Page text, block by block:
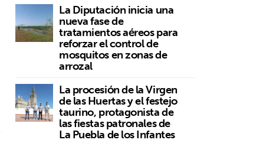
La Diputación inicia una
nueva fase de
tratamientos aéreos para
reforzar el control de
mosquitos en zonas de
arrozal
La procesión de la Virgen
de las Huertas y el festejo
taurino, protagonista de
las fiestas patronales de
La Puebla de los Infantes